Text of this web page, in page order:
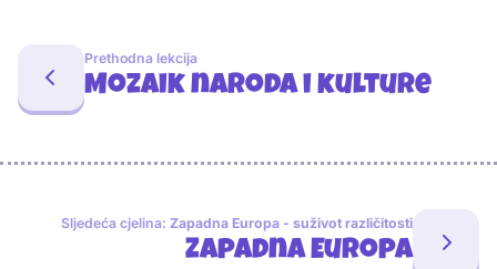
Prethodna lekcija
Mozaik naroda i kulture
Sljedeća cjelina: Zapadna Europa - suživot različitosti
Zapadna Europa